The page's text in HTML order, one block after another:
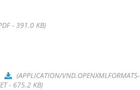
- 391.0 KB)
(APPLICATION/VND.OPENXMLFORMATS-
- 675.2 KB)